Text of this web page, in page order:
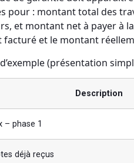
pour : montant total des
et montant net à payer à
facturé et le montant
(présentation
Description
– phase 1
déjà reçus